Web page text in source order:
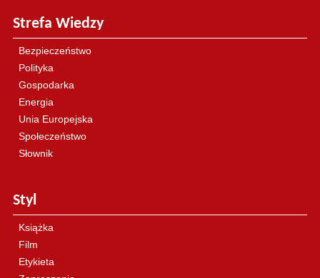
Strefa Wiedzy
Bezpieczeństwo
Polityka
Gospodarka
Energia
Unia Europejska
Społeczeństwo
Słownik
Styl
Książka
Film
Etykieta